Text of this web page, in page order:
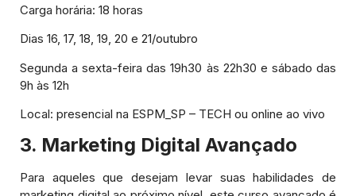
Carga horária: 18 horas
Dias 16, 17, 18, 19, 20 e 21/outubro
Segunda a sexta-feira das 19h30 às 22h30 e sábado das
9h às 12h
Local: presencial na ESPM_SP – TECH ou online ao vivo
3. Marketing Digital Avançado
Para aqueles que desejam levar suas habilidades de